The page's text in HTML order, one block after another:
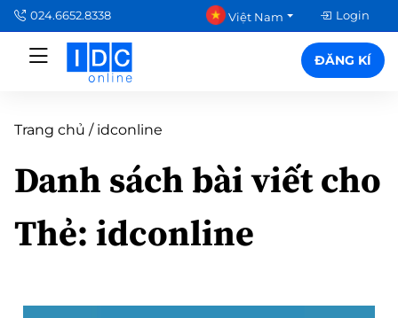
024.6652.8338 Việt Nam Login
ĐĂNG KÍ
Trang chủ / idconline
Danh sách bài viết cho
Thẻ:idconline